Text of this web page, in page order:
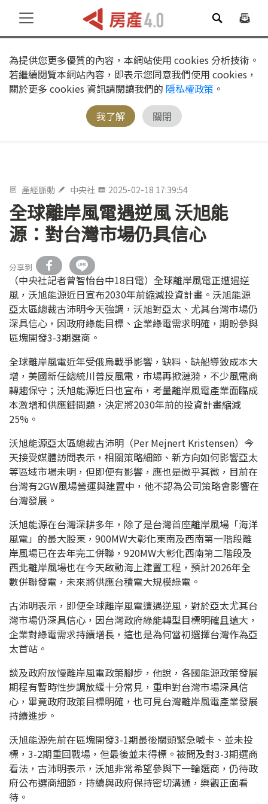
為提供您更多優質的內容，本網站使用 cookies 分析技術。
若繼續閱覽本網站內容，即表示您同意我們使用 cookies，
關於更多 cookies 資訊請閱讀我們的 隱私權政策 。
我了解
關閉
產經脈動 中央社 2025-02-18 17:39:54
全球離岸風電遇逆風 沃旭能
源：對台灣市場仍具信心
分享到
（中央社記者曾智怡台中18日電）全球離岸風電正遭遇逆
風，沃旭能源近日宣布2030年前縮減投資計畫。沃旭能源
亞太區總裁古沛明今天強調，沃旭對亞太、尤其台灣市場仍
深具信心，因政府綠能目標、企業綠電需求明確，期盼參與
區塊開發3-3期選商。
全球離岸風電近年受俄烏戰爭影響，缺料、缺船導致成本大
增，美國新任總統川普反風電，市場再掀漣漪，不少風電商
轉趨保守；沃旭能源近日也宣布，考量離岸風電產業面臨成
本激增和供應鏈問題，決定將2030年前的投資計畫縮減
25%。
沃旭能源亞太區總裁古沛明（Per Mejnert Kristensen）今
天接受媒體訪問表示，相關策略細節、新方向如何影響亞太
等區域市場未明，但即便有影響，應也是微乎其微，目前在
台灣有2GW風場營運與建置中，他不認為公司策略會影響在
台灣發展。
沃旭能源在台灣深耕多年，除了是台灣首座離岸風場「海洋
風電」的最大股東，900MW大彰化東南及西南第一階段離
岸風場已在去年完工併聯，920MW大彰化西南第二階段及
西北離岸風場也在今天啟動海上建置工程，預計2026年全
數併聯發電，未來將供應台積電大規模綠電。
古沛明表示，即便全球離岸風電遭遇逆風，對於亞太尤其台
灣市場仍深具信心，因台灣政府綠能轉型目標明確且遠大，
企業對綠電需求持續增長，這也是為何當初選擇台灣作為亞
太首站。
談及政府放慢離岸風電政策腳步，他說，各國能源政策發展
期程有暫時性步調放緩十分常見，重申對台灣市場深具信
心，畢竟政府政策目標明確，也可見台灣離岸風電產業發展
持續進步。
沃旭能源先前在區塊開發3-1期最後關頭緊急喊卡、並未投
標，3-2期重回戰場，但最後並未得標。被問及對3-3期選商
看法，古沛明表示，沃旭非常希望參與下一輪選商，仍待政
府公布選商細節，持續與政府保持密切溝通，樂觀正面看
待。